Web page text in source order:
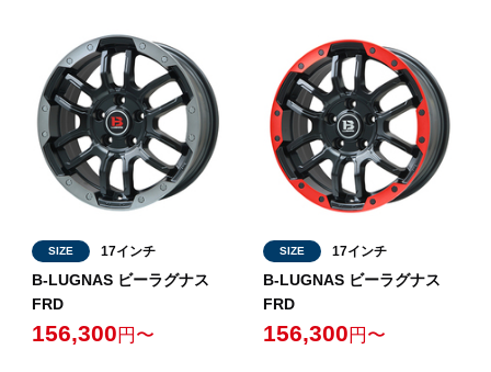
SIZE 17インチ
B-LUGNAS ビーラグナス
FRD
156,300 円〜
SIZE 17インチ
B-LUGNAS ビーラグナス
FRD
156,300 円〜